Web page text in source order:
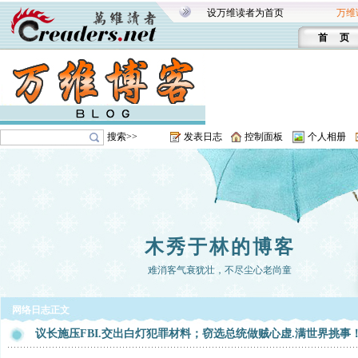
设万维读者为首页 万维
首 页
搜索>> 发表日志 控制面板 个人相册
木秀于林的博客
难消客气衰犹壮，不尽尘心老尚童
网络日志正文
议长施压FBI.交出白灯犯罪材料；窃选总统做贼心虚.满世界挑事